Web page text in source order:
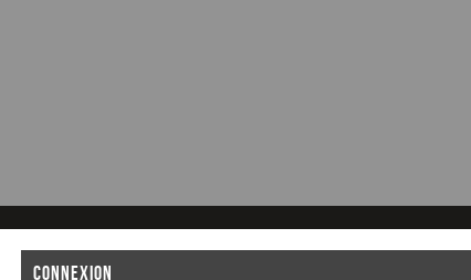
CONNEXION